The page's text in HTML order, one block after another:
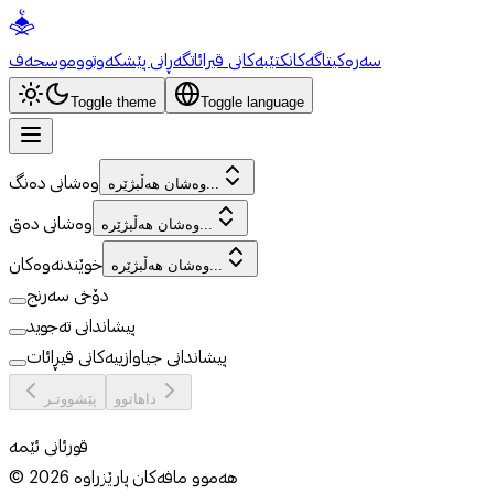
سەرەکیتاگەکانکتێبەکانی قیرائاتگەڕانی پێشکەوتووموسحەف
Toggle theme Toggle language
وەشانی دەنگ وەشان هەڵبژێرە...
وەشانی دەق وەشان هەڵبژێرە...
خوێندنەوەکان وەشان هەڵبژێرە...
دۆخی سەرنج
پیشاندانی تەجوید
پیشاندانی جیاوازییەکانی قیڕائات
پێشووتـر داهاتوو
قورئانی ئێمە
© 2026هەموو مافەکان پارێزراوە